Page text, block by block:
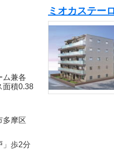
ム兼各
面積0.38
多摩区
」歩2分
ミオカステー